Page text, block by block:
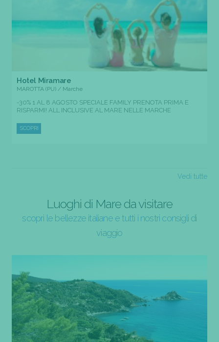
Hotel Miramare
MAROTTA (PU) / Marche
-30% 1 AL 8 AGOSTO SPECIALE FAMILY PRENOTA PRIMA E
RISPARMI! ALL INCLUSIVE AL MARE NELLE MARCHE
SCOPRI
Vedi tutte
Luoghi di Mare da visitare
scopri le bellezze italiane e tutti i nostri consigli di
viaggio